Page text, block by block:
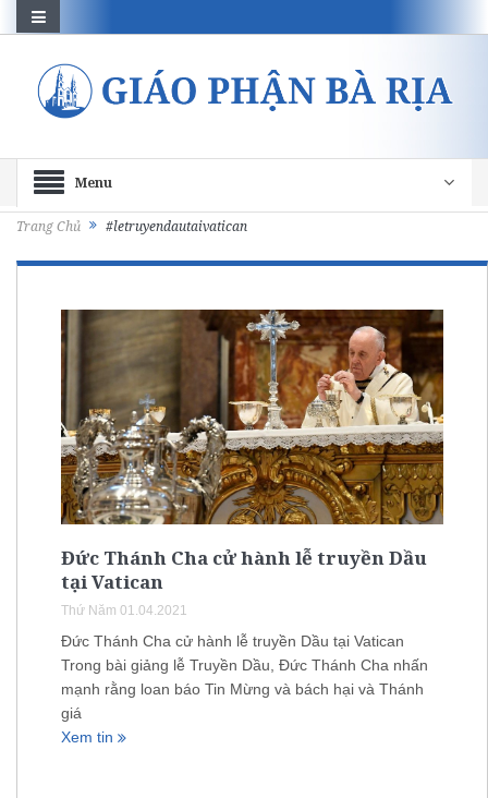
Menu
Trang Chủ #letruyendautaivatican
Đức Thánh Cha cử hành lễ truyền Dầu
tại Vatican
Thứ Năm 01.04.2021
Đức Thánh Cha cử hành lễ truyền Dầu tại Vatican
Trong bài giảng lễ Truyền Dầu, Đức Thánh Cha nhấn
mạnh rằng loan báo Tin Mừng và bách hại và Thánh
giá
Xem tin